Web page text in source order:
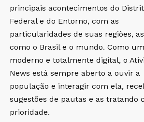
principais acontecimentos do
Federal e do Entorno, com as
particularidades de suas regiões,
como o Brasil e o mundo. Como
moderno e totalmente digital, o
News está sempre aberto a ouvir a
população e interagir com ela,
sugestões de pautas e as tratando
prioridade.